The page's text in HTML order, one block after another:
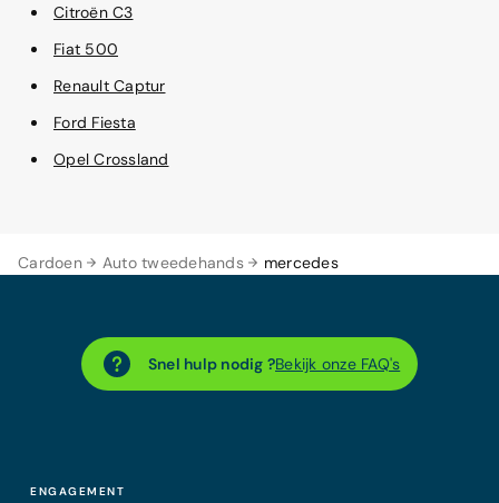
Cardoen Auto tweedehands mercedes
Citroën C3
Fiat 500
Renault Captur
Ford Fiesta
Opel Crossland
Snel hulp nodig ?Bekijk onze FAQ's
ENGAGEMENT